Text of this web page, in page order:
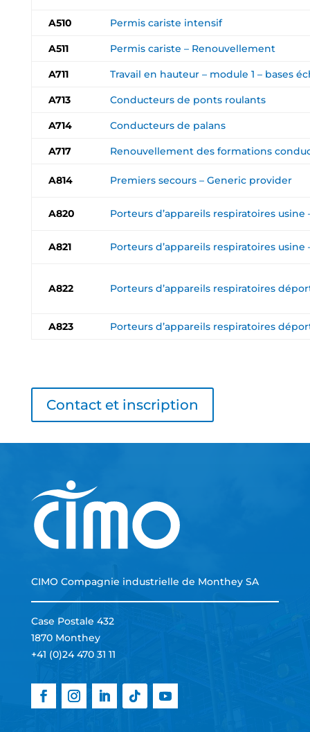
A510 Permis cariste intensif
A511 Permis cariste – Renouvellement
A711 Travail en hauteur – module 1 – bases
A713 Conducteurs de ponts roulants
A714 Conducteurs de palans
A717 Renouvellement des formations
A814 Premiers secours – Generic provider
A820 Porteurs d’appareils respiratoires
A821 Porteurs d’appareils respiratoires
A822 Porteurs d’appareils respiratoires
A823 Porteurs d’appareils respiratoires
Contact et inscription
CIMO Compagnie industrielle de Monthey SA
Case Postale 432
1870 Monthey
+41 (0)24 470 31 11